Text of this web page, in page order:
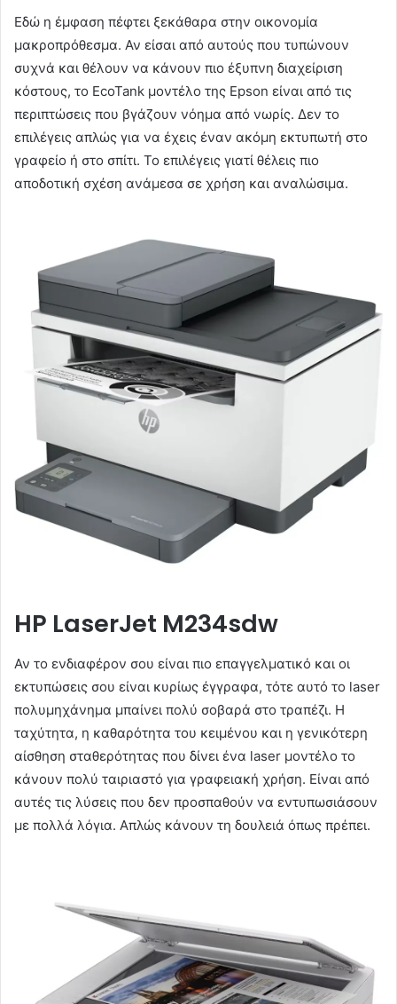
Εδώ η έμφαση πέφτει ξεκάθαρα στην οικονομία
μακροπρόθεσμα. Αν είσαι από αυτούς που τυπώνουν
συχνά και θέλουν να κάνουν πιο έξυπνη διαχείριση
κόστους, το EcoTank μοντέλο της Epson είναι από τις
περιπτώσεις που βγάζουν νόημα από νωρίς. Δεν το
επιλέγεις απλώς για να έχεις έναν ακόμη εκτυπωτή στο
γραφείο ή στο σπίτι. Το επιλέγεις γιατί θέλεις πιο
αποδοτική σχέση ανάμεσα σε χρήση και αναλώσιμα.
HP LaserJet M234sdw
Αν το ενδιαφέρον σου είναι πιο επαγγελματικό και οι
εκτυπώσεις σου είναι κυρίως έγγραφα, τότε αυτό το laser
πολυμηχάνημα μπαίνει πολύ σοβαρά στο τραπέζι. Η
ταχύτητα, η καθαρότητα του κειμένου και η γενικότερη
αίσθηση σταθερότητας που δίνει ένα laser μοντέλο το
κάνουν πολύ ταιριαστό για γραφειακή χρήση. Είναι από
αυτές τις λύσεις που δεν προσπαθούν να εντυπωσιάσουν
με πολλά λόγια. Απλώς κάνουν τη δουλειά όπως πρέπει.